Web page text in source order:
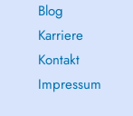
Blog
Karriere
Kontakt
Impressum